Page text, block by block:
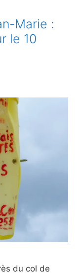
Marie :
le 10
du col de